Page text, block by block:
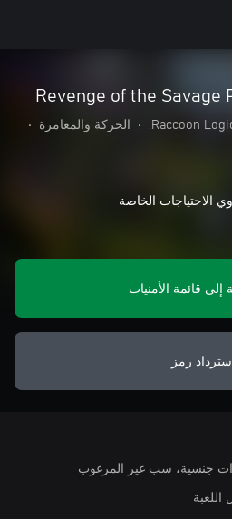
Revenge of the Savage
Raccoon
• الحركة والمغامرة
•
إلى قائمة الأمنيات
رمز
جنسية، سب غير المرغوب